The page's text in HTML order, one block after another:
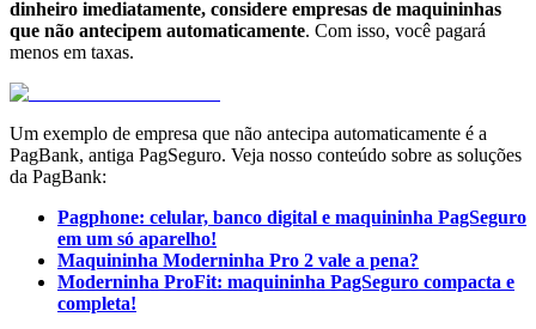
dinheiro imediatamente, considere empresas de maquininhas
que não antecipem automaticamente. Com isso, você pagará
menos em taxas.
Um exemplo de empresa que não antecipa automaticamente é a
PagBank, antiga PagSeguro. Veja nosso conteúdo sobre as soluções
da PagBank:
Pagphone: celular, banco digital e maquininha PagSeguro
em um só aparelho!
Maquininha Moderninha Pro 2 vale a pena?
Moderninha ProFit: maquininha PagSeguro compacta e
completa!